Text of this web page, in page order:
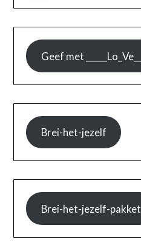
Geef met _____Lo_Ve__
Brei-het-jezelf
Brei-het-jezelf-pakket